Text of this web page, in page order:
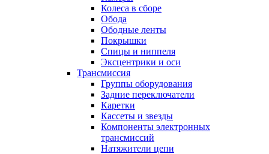
Колеса в сборе
Обода
Ободные ленты
Покрышки
Спицы и ниппеля
Эксцентрики и оси
Трансмиссия
Группы оборудования
Задние переключатели
Каретки
Кассеты и звезды
Компоненты электронных
трансмиссий
Натяжители цепи